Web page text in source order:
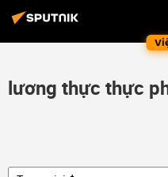
lương thực thực